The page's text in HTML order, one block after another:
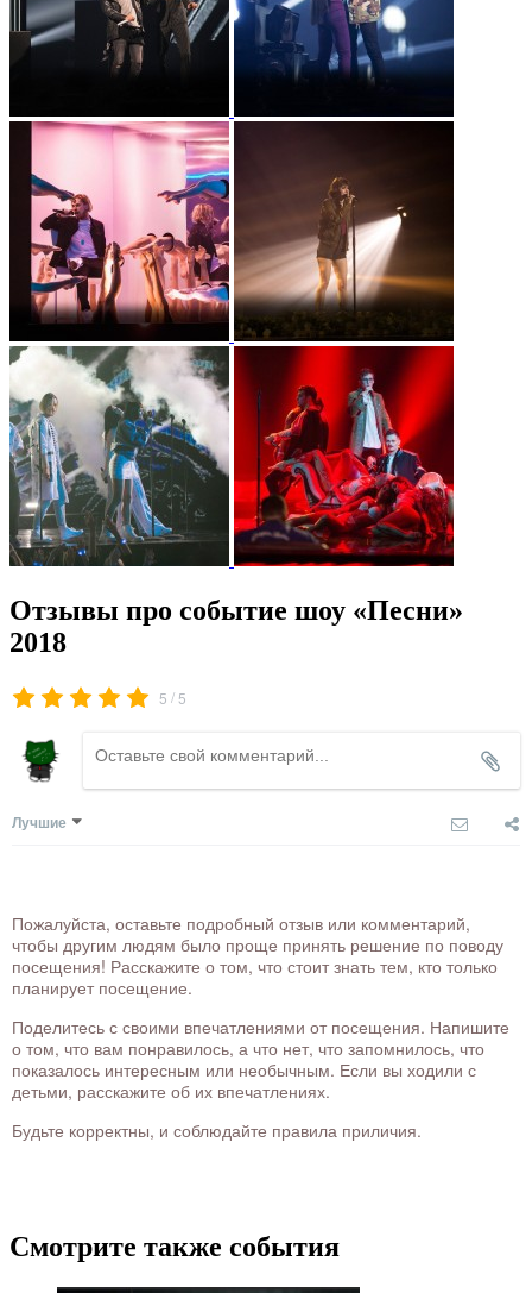
Отзывы про событие шоу «Песни»
2018
5 / 5
Лучшие
Пожалуйста, оставьте подробный отзыв или комментарий,
чтобы другим людям было проще принять решение по поводу
посещения! Расскажите о том, что стоит знать тем, кто только
планирует посещение.
Поделитесь с своими впечатлениями от посещения. Напишите
о том, что вам понравилось, а что нет, что запомнилось, что
показалось интересным или необычным. Если вы ходили с
детьми, расскажите об их впечатлениях.
Будьте корректны, и соблюдайте правила приличия.
Смотрите также события